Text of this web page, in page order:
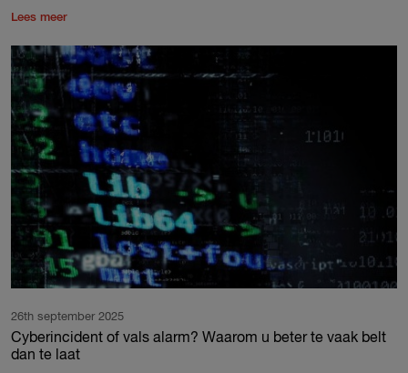
Lees meer
26th september 2025
Cyberincident of vals alarm? Waarom u beter te vaak belt
dan te laat